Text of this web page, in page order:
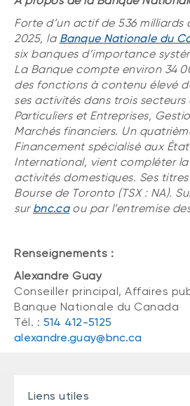
Forte d’un actif de 536 milliards
2025, la Banque Nationale du
six banques d’importance
La Banque compte environ 34
des fonctions à contenu élevé
ses activités dans trois
Particuliers et Entreprises,
Marchés financiers. Un
Financement spécialisé aux
International, vient compléter
activités domestiques. Ses
Bourse de Toronto (TSX : NA).
sur bnc.caou par l’entremise
Renseignements :
Alexandre Guay
Conseiller principal, Affaires
Banque Nationale du Canada
Tél. : 514 412-5125
alexandre.guay@bnc.ca
Liens utiles